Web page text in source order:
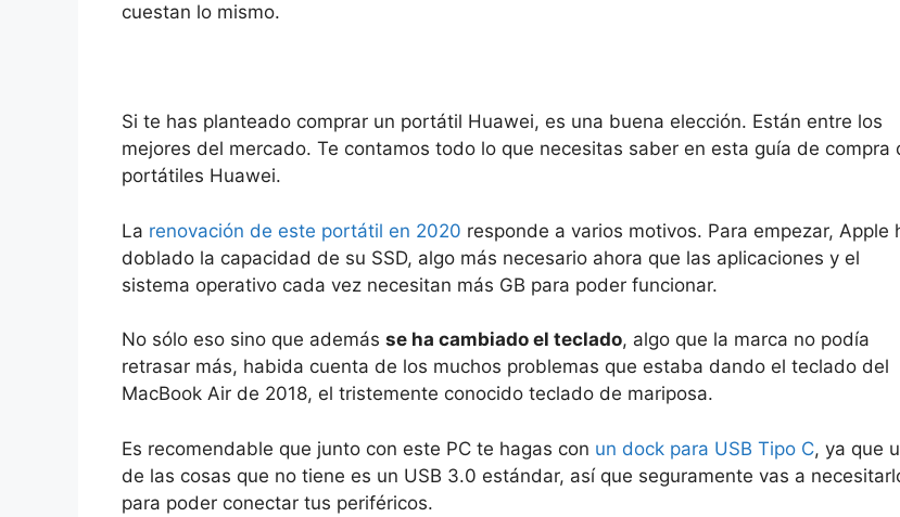
cuestan lo mismo.
Si te has planteado comprar un portátil Huawei, es una buena elección. Están entre los
mejores del mercado. Te contamos todo lo que necesitas saber en esta guía de compra
portátiles Huawei.
La renovación de este portátil en 2020 responde a varios motivos. Para empezar, Apple
doblado la capacidad de su SSD, algo más necesario ahora que las aplicaciones y el
sistema operativo cada vez necesitan más GB para poder funcionar.
No sólo eso sino que además se ha cambiado el teclado, algo que la marca no podía
retrasar más, habida cuenta de los muchos problemas que estaba dando el teclado del
MacBook Air de 2018, el tristemente conocido teclado de mariposa.
Es recomendable que junto con este PC te hagas con un dock para USB Tipo C, ya que
de las cosas que no tiene es un USB 3.0 estándar, así que seguramente vas a
para poder conectar tus periféricos.